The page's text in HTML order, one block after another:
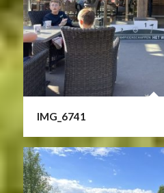
IMG_6741